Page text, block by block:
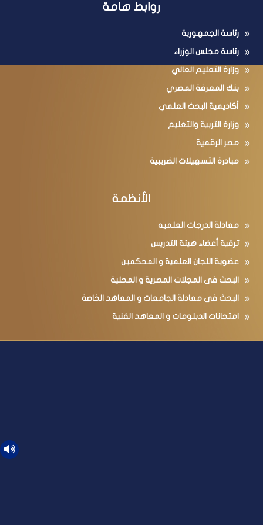
روابط هامة
رئاسة الجمهورية
رئاسة مجلس الوزراء
وزارة التعليم العالي
بنك المعرفة المصري
أكاديمية البحث العلمي
وزارة التربية والتعليم
مصر الرقمية
مبادرة التسهيلات الضريبية
الأنظمة
معادلة الدرجات العلميه
ترقية أعضاء هيئة التدريس
عضوية اللجان العلمية و المحكمين
البحث فى المجلات المصرية و المحلية
البحث فى معادلة الجامعات و المعاهد الخاصة
امتحانات الدبلومات و المعاهد الفنية